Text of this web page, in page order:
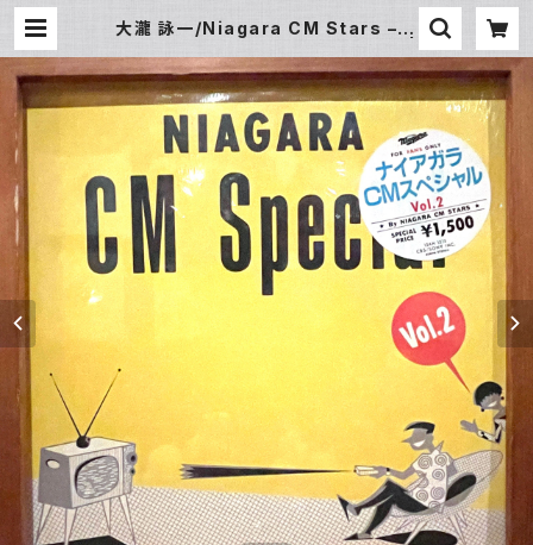
大瀧 詠一/Niagara CM Stars – N
Underground Gallery Record
Store